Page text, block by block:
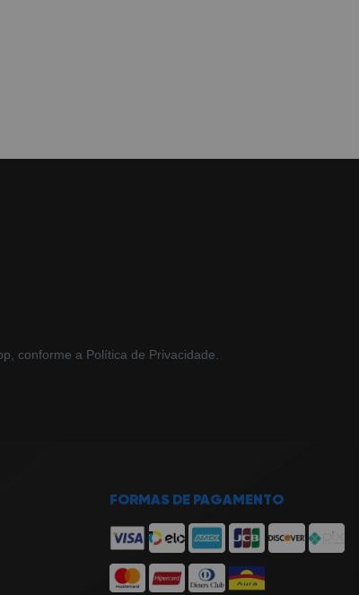
conforme a Política de Privacidade.
FORMAS DE PAGAMENTO